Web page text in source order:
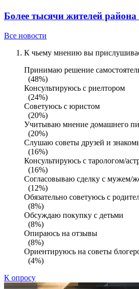
Более тысячи жителей
Все новости
К чьему мнению вы
Принимаю решение
(48%)
Консультируюсь с риелтором
(24%)
Советуюсь с юристом
(20%)
Учитываю мнение домашнего
(20%)
Слушаю советы друзей и
(16%)
Консультируюсь с тарологом/
(16%)
Согласовываю сделку с мужем/
(12%)
Обязательно советуюсь с
(8%)
Обсуждаю покупку с детьми
(8%)
Опираюсь на отзывы
(8%)
Ориентируюсь на советы
(4%)
К опросу